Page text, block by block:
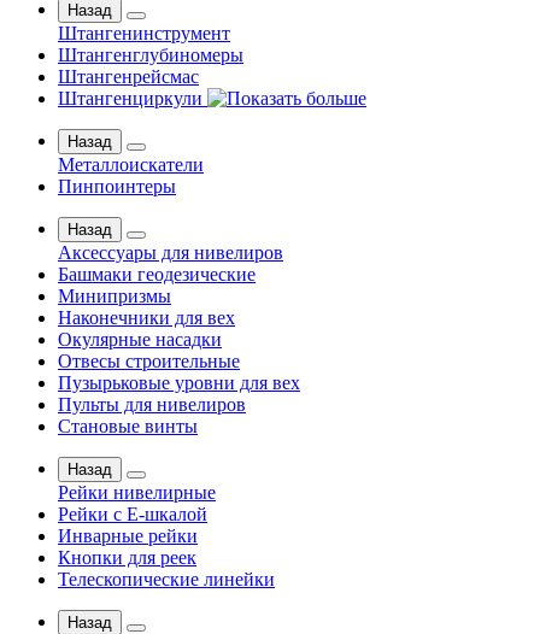
Назад
Штангенинструмент
Штангенглубиномеры
Штангенрейсмас
Штангенциркули
Назад
Металлоискатели
Пинпоинтеры
Назад
Аксессуары для нивелиров
Башмаки геодезические
Минипризмы
Наконечники для вех
Окулярные насадки
Отвесы строительные
Пузырьковые уровни для вех
Пульты для нивелиров
Становые винты
Назад
Рейки нивелирные
Рейки с Е-шкалой
Инварные рейки
Кнопки для реек
Телескопические линейки
Назад